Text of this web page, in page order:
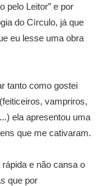
pelo Leitor” e por
do Círculo, já que
eu lesse uma obra
tanto como gostei
vampriros,
ela apresentou uma
que me cativaram.
e não cansa o
que por